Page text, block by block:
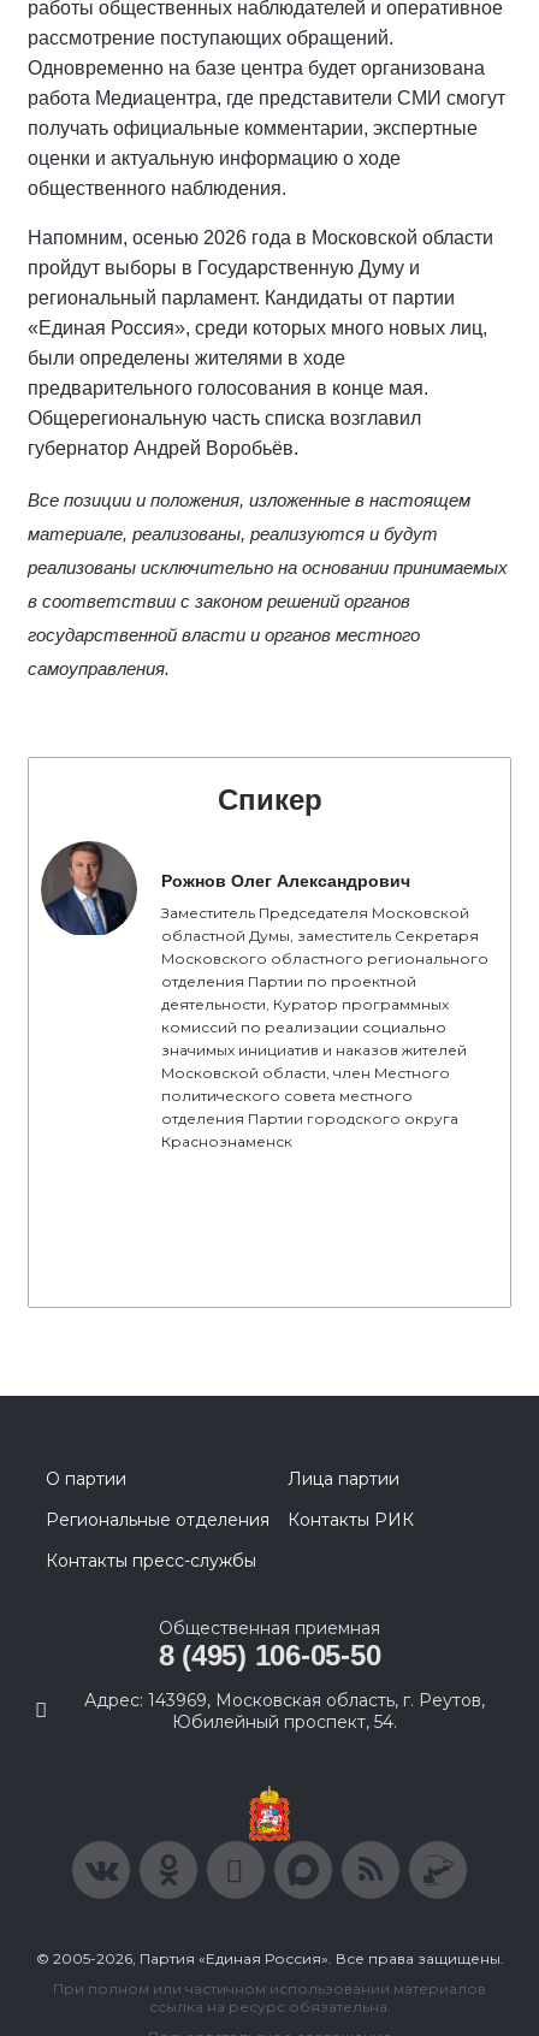
работы общественных наблюдателей и оперативное
рассмотрение поступающих обращений.
Одновременно на базе центра будет организована
работа Медиацентра, где представители СМИ смогут
получать официальные комментарии, экспертные
оценки и актуальную информацию о ходе
общественного наблюдения.
Напомним, осенью 2026 года в Московской области
пройдут выборы в Государственную Думу и
региональный парламент. Кандидаты от партии
«Единая Россия», среди которых много новых лиц,
были определены жителями в ходе
предварительного голосования в конце мая.
Общерегиональную часть списка возглавил
губернатор Андрей Воробьёв.
Все позиции и положения, изложенные в настоящем
материале, реализованы, реализуются и будут
реализованы исключительно на основании принимаемых
в соответствии с законом решений органов
государственной власти и органов местного
самоуправления.
Спикер
Рожнов Олег Александрович
Заместитель Председателя Московской
областной Думы, заместитель Секретаря
Московского областного регионального
отделения Партии по проектной
деятельности, Куратор программных
комиссий по реализации социально
значимых инициатив и наказов жителей
Московской области, член Местного
политического совета местного
отделения Партии городского округа
Краснознаменск
О партии
Лица партии
Региональные отделения
Контакты РИК
Контакты пресс-службы
Общественная приемная
8 (495) 106-05-50
Адрес: 143969, Московская область, г. Реутов,
Юбилейный проспект, 54.
© 2005-2026, Партия «Единая Россия». Все права защищены.
При полном или частичном использовании материалов
ссылка на ресурс обязательна.